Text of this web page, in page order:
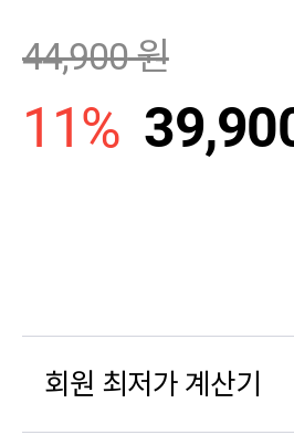
44,900원
11%
회원 최저가 계산기